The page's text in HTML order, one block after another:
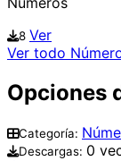
8 Ver
Ver todo
Opciones
Categoría:
Descargas: 0